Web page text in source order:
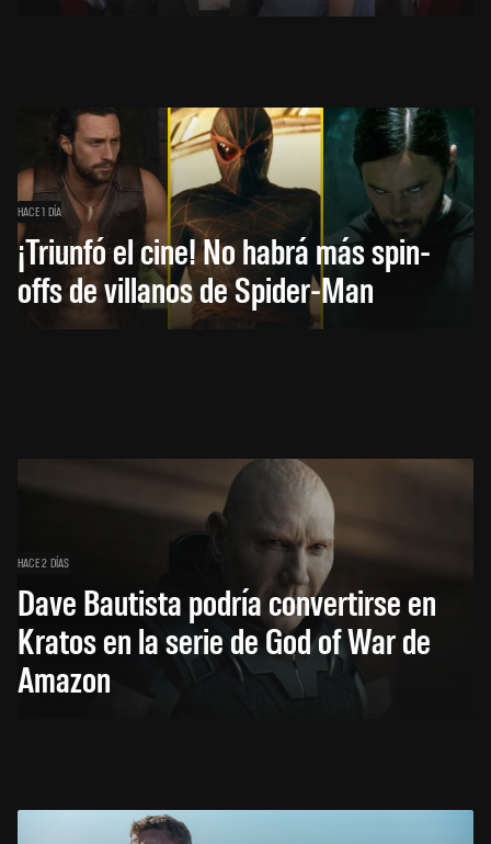
HACE 1 DÍA
¡Triunfó el cine! No habrá más spin-
offs de villanos de Spider-Man
HACE 2 DÍAS
Dave Bautista podría convertirse en
Kratos en la serie de God of War de
Amazon